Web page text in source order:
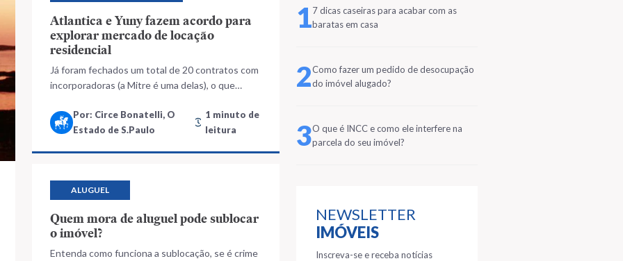
17 dicas caseiras para acabar com as
baratas em casa
2Como fazer um pedido de desocupação
do imóvel alugado?
3O que é INCC e como ele interfere na
parcela do seu imóvel?
NEWSLETTER
IMÓVEIS
Inscreva-se e receba notícias
Atlantica e Yuny fazem acordo para
explorar mercado de locação
residencial
Já foram fechados um total de 20 contratos com
incorporadoras (a Mitre é uma delas), o que
próximos dois a três anos.
Por: Circe Bonatelli, O
Estado de S.Paulo
1 minuto de
leitura
ALUGUEL
Quem mora de aluguel pode sublocar
o imóvel?
Entenda como funciona a sublocação, se é crime